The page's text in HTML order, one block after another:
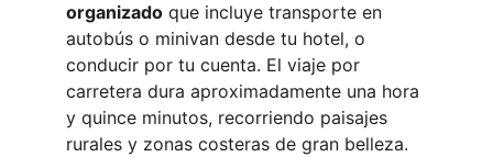
organizado que incluye transporte en
autobús o minivan desde tu hotel, o
conducir por tu cuenta. El viaje por
carretera dura aproximadamente una hora
y quince minutos, recorriendo paisajes
rurales y zonas costeras de gran belleza.